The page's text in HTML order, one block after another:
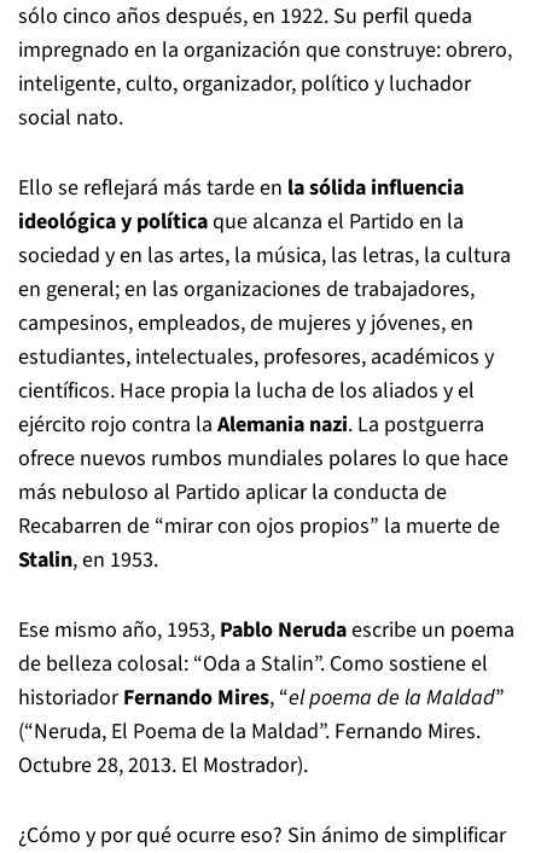
sólo cinco años después, en 1922. Su perfil queda
impregnado en la organización que construye: obrero,
inteligente, culto, organizador, político y luchador
social nato.
Ello se reflejará más tarde en la sólida influencia
ideológica y políticaque alcanza el Partido en la
sociedad y en las artes, la música, las letras, la cultura
en general; en las organizaciones de trabajadores,
campesinos, empleados, de mujeres y jóvenes, en
estudiantes, intelectuales, profesores, académicos y
científicos. Hace propia la lucha de los aliados y el
ejército rojo contra la Alemania nazi. La postguerra
ofrece nuevos rumbos mundiales polares lo que hace
más nebuloso al Partido aplicar la conducta de
Recabarren de “mirar con ojos propios” la muerte de
Stalin, en 1953.
Ese mismo año, 1953, Pablo Nerudaescribe un poema
de belleza colosal: “Oda a Stalin”. Como sostiene el
historiadorFernando Mires, “el poema de la Maldad”
(“Neruda, El Poema de la Maldad”. Fernando Mires.
Octubre 28, 2013. El Mostrador).
¿Cómo y por qué ocurre eso? Sin ánimo de simplificar